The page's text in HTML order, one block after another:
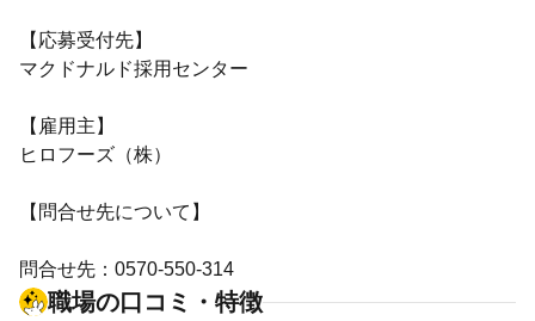
【応募受付先】
マクドナルド採用センター
【雇用主】
ヒロフーズ（株）
【問合せ先について】
問合せ先：0570-550-314
職場の口コミ・特徴